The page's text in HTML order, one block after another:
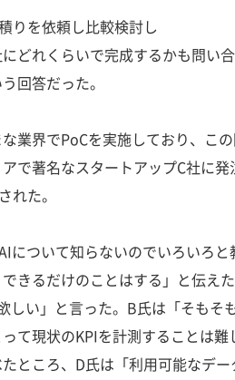
りを依頼し比較検討し
どれくらいで完成するかも問い
回答だった。
業界でPoCを実施しており、こ
で著名なスタートアップC社に
れた。
について知らないのでいろいろ
きるだけのことはする」と伝え
しい」と言った。B氏は「そもそ
て現状のKPIを計測することは
ところ、D氏は「利用可能なデ